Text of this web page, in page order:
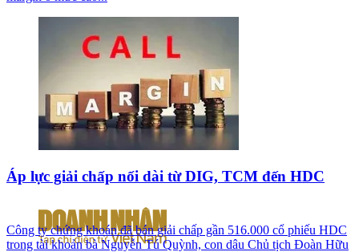
Áp lực giải chấp nối dài từ DIG, TCM đến HDC
Công ty chứng khoán đã bán giải chấp gần 516.000 cổ phiếu HDC
trong tài khoản bà Nguyễn Tú Quỳnh, con dâu Chủ tịch Đoàn Hữu